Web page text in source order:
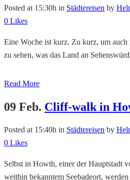
Posted at 15:30h in Städtereisen by
0 Likes
Eine Woche ist kurz. Zu kurz, um
zu sehen, was das Land an
Read More
09 Feb. Cliff-walk in
Posted at 15:40h in Städtereisen by
0 Likes
Selbst in Howth, einer der Hauptstadt
weithin bekanntem Seebadeort,